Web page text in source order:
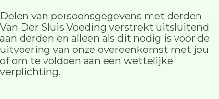
Delen van persoonsgegevens met derden
Van Der Sluis Voeding verstrekt uitsluitend
aan derden en alleen als dit nodig is voor de
uitvoering van onze overeenkomst met jou
of om te voldoen aan een wettelijke
verplichting.